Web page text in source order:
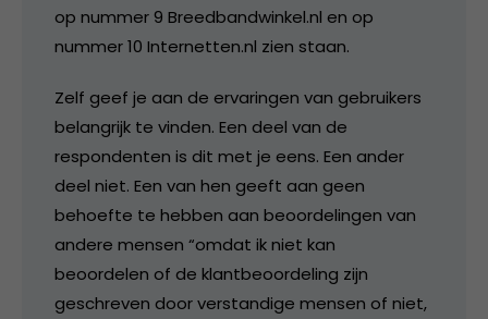
op nummer 9 Breedbandwinkel.nl en op
nummer 10 Internetten.nl zien staan.
Zelf geef je aan de ervaringen van gebruikers
belangrijk te vinden. Een deel van de
respondenten is dit met je eens. Een ander
deel niet. Een van hen geeft aan geen
behoefte te hebben aan beoordelingen van
andere mensen “omdat ik niet kan
beoordelen of de klantbeoordeling zijn
geschreven door verstandige mensen of niet,